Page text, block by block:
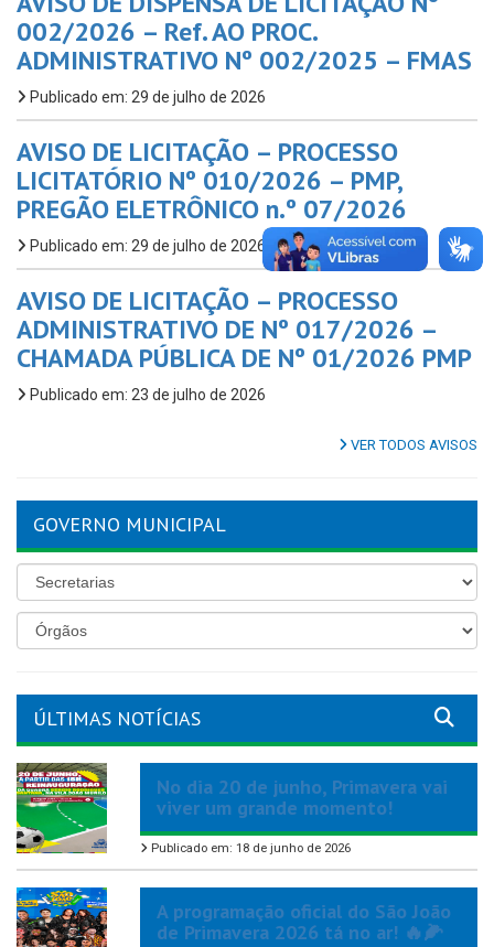
002/2026 – Ref. AO PROC.
ADMINISTRATIVO Nº 002/2025 – FMAS
Publicado em: 29 de julho de 2026
AVISO DE LICITAÇÃO – PROCESSO
LICITATÓRIO Nº 010/2026 – PMP,
PREGÃO ELETRÔNICO n.º 07/2026
Publicado em: 29 de julho de 2026
AVISO DE LICITAÇÃO – PROCESSO
ADMINISTRATIVO DE Nº 017/2026 –
CHAMADA PÚBLICA DE Nº 01/2026 PMP
Publicado em: 23 de julho de 2026
VER TODOS AVISOS
GOVERNO MUNICIPAL
ÚLTIMAS NOTÍCIAS
No dia 20 de junho, Primavera vai
viver um grande momento!
Publicado em: 18 de junho de 2026
A programação oficial do São João
de Primavera 2026 tá no ar! 🔥🌽